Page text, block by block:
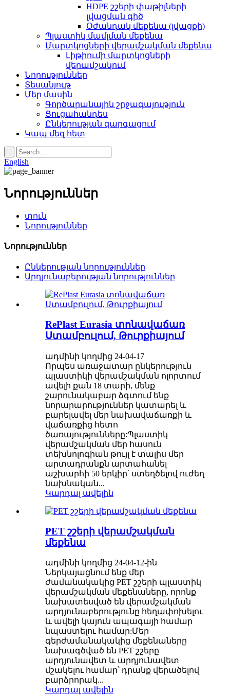
HDPE շշերի փաթիլների
լվացման գիծ
Օժանդակ մեքենա (լվացքի)
Պլաստիկ մամլման մեքենա
Մարտկոցների վերամշակման մեքենա
Լիթիումի մարտկոցների
վերամշակում
Նորություններ
Տեսանյութ
Մեր մասին
Գործարանային շրջագայություն
Ցուցահանդես
Ընկերության զարգացում
Կապ մեզ հետ
English
Նորություններ
տուն
Նորություններ
Նորություններ
Ընկերության նորություններ
Արդյունաբերության նորություններ
RePlast Eurasia տոնավաճառ
Ստամբուլում, Թուրքիայում
ադմինի կողմից 24-04-17
Որպես առաջատար ընկերություն
պլաստիկի վերամշակման ոլորտում
ավելի քան 18 տարի, մենք
շարունակաբար ձգտում ենք
նորարարություններ կատարել և
բարելավել մեր նախավաճառքի և
վաճառքից հետո
ծառայությունները:Պլաստիկ
վերամշակման մեր հասուն
տեխնոլոգիան թույլ է տալիս մեր
արտադրանքն արտահանել
աշխարհի 50 երկիր՝ ստեղծելով ուժեղ
նախնական...
Կարդալ ավելին
PET շշերի վերամշակման
մեքենա
ադմինի կողմից 24-04-12-ին
Ներկայացնում ենք մեր
ժամանակակից PET շշերի պլաստիկ
վերամշակման մեքենաները, որոնք
նախատեսված են վերամշակման
արդյունաբերությունը հեղափոխելու
և ավելի կայուն ապագայի համար
նպաստելու համար:Մեր
գերժամանակակից մեքենաները
նախագծված են PET շշերը
արդյունավետ և արդյունավետ
մշակելու համար՝ դրանք վերածելով
բարձրորակ...
Կարդալ ավելին